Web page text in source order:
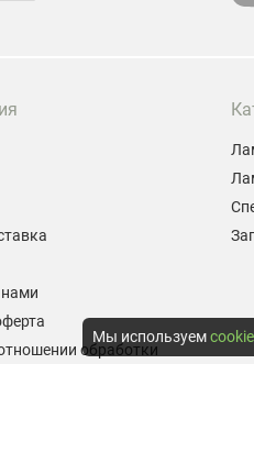
нами
обработки
Мы используемcookie